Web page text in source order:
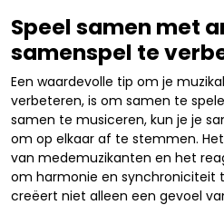
Speel samen met
samenspel te
Een waardevolle tip om je
verbeteren, is om samen te
samen te musiceren, kun je je
om op elkaar af te stemmen.
van medemuzikanten en het
om harmonie en synchroniciteit
creëert niet alleen een gevoel